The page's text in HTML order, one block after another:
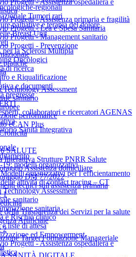
Progetti - Assistenza primaria e fragilità
Progetti - Lea e Spesa Sanitaria
Progetti - Management sanitario
Progetti - Prevenzione
pratiche
Technology Assessment
sanitario
performance
eCAN Plus
SALUTE
Interattiva Strutture PNRR Salute
Assistenza domiciliare
DM 77/2022
tecnici sull'assistenza primaria
1
della Trasparenza dei Servizi per la salute
Artificiale
2
Target Formazione Manageriale
SANITÀ DIGITALE
regionali
Tumori rari
palliative e terapia del dolore
Breast Unit
per la Sclerosi Multipla
Oncologici
di ricerca
e Riqualificazione
e documenti
pregresse
collaboratori e ricercatori AGENAS
Sanità Integrativa
19: modelli organizzativi
Modelli organizzativi per l’efficientamento
delle attività di contact tracing – CT
Technology Assessment
sanitario
sanitaria
e Rischio clinico
liste di attesa
ed Empowerment
Progetti - Assistenza ospedaliera e